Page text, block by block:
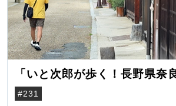
「いと次郎が歩く！長野県奈
#231